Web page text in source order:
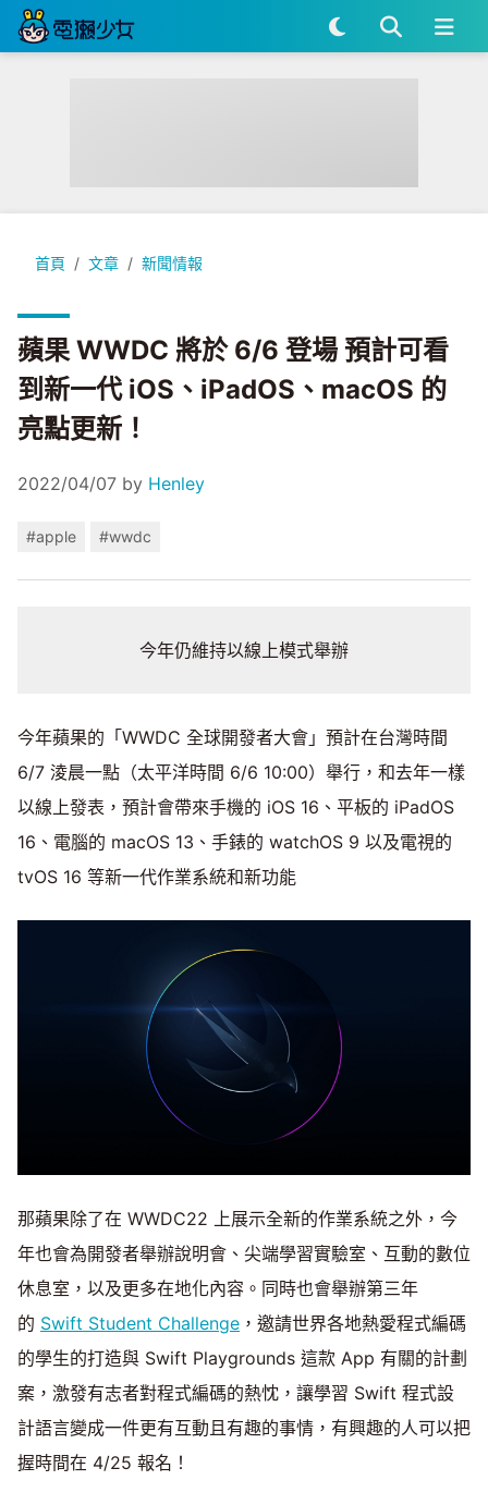
首頁 文章 新聞情報
蘋果 WWDC 將於 6/6 登場 預計可看到新一代 iOS、iPadOS、
蘋果 WWDC 將於 6/6 登場 預計可看
到新一代 iOS、iPadOS、macOS 的
亮點更新！
2022/04/07 by Henley
#apple #wwdc
今年仍維持以線上模式舉辦
今年蘋果的「WWDC 全球開發者大會」預計在台灣時間
6/7 淩晨一點（太平洋時間 6/6 10:00）舉行，和去年一樣
以線上發表，預計會帶來手機的 iOS 16、平板的 iPadOS
16、電腦的 macOS 13、手錶的 watchOS 9 以及電視的
tvOS 16 等新一代作業系統和新功能
那蘋果除了在 WWDC22 上展示全新的作業系統之外，今
年也會為開發者舉辦說明會、尖端學習實驗室、互動的數位
休息室，以及更多在地化內容。同時也會舉辦第三年
的 Swift Student Challenge ，邀請世界各地熱愛程式編碼
的學生的打造與 Swift Playgrounds 這款 App 有關的計劃
案，激發有志者對程式編碼的熱忱，讓學習 Swift 程式設
計語言變成一件更有互動且有趣的事情，有興趣的人可以把
握時間在 4/25 報名！